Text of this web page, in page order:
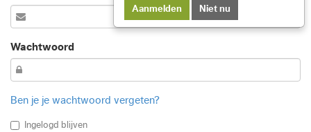
Wachtwoord
Ben je je wachtwoord vergeten?
Ingelogd blijven
Aanmelden Niet nu